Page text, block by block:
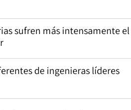
sufren más intensamente el
de ingenieras líderes